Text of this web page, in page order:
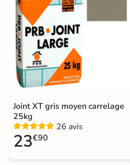
Résistant au Gel
Conditionnement
Choix
Pose
Support Chape
Normes
Joint XT gris moyen carrelage
25kg
26 avis
23€90